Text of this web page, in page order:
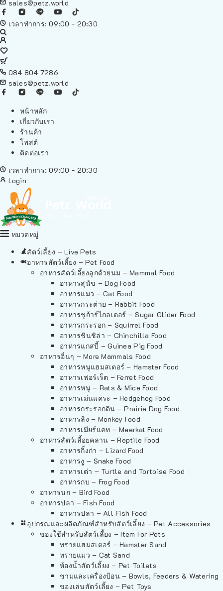
sales@petz.world
เวลาทำการ: 09:00 - 20:30
084 804 7286
sales@petz.world
หน้าหลัก
เกี่ยวกับเรา
ร้านค้า
โพสต์
ติดต่อเรา
เวลาทำการ: 09:00 - 20:30
Login
หมวดหมู่
สัตว์เลี้ยง – Live Pets
อาหารสัตว์เลี้ยง – Pet Food
อาหารสัตว์เลี้ยงลูกด้วยนม – Mammal Food
อาหารสุนัข – Dog Food
อาหารแมว – Cat Food
อาหารกระต่าย – Rabbit Food
อาหารชูก้าร์ไกลเดอร์ – Sugar Glider Food
อาหารกระรอก – Squirrel Food
อาหารชินชิล่า – Chinchilla Food
อาหารแกสบี้ – Guinea Pig Food
อาหารอื่นๆ – More Mammals Food
อาหารหนูแฮมสเตอร์ – Hamster Food
อาหารเฟอร์เร็ต – Ferret Food
อาหารหนู – Rats & Mice Food
อาหารเม่นแคระ – Hedgehog Food
อาหารกระรอกดิน – Prairie Dog Food
อาหารลิง – Monkey Food
อาหารเมียร์แคท – Meerkat Food
อาหารสัตว์เลี้อยคลาน – Reptile Food
อาหารกิ้งก่า – Lizard Food
อาหารงู – Snake Food
อาหารเต่า – Turtle and Tortoise Food
อาหารกบ – Frog Food
อาหารนก – Bird Food
อาหารปลา – Fish Food
อาหารปลา – All Fish Food
อุปกรณและผลิตภัณฑ์สำหรับสัตว์เลี้ยง – Pet Accessories
ของใช้สำหรับสัตว์เลี้ยง – Item For Pets
ทรายแฮมสเตอร์ – Hamster Sand
ทรายแมว – Cat Sand
ห้องน้ำสัตว์เลี้ยง – Pet Toilets
ชามและเครื่องป้อน – Bowls, Feeders & Watering
ของเล่นสัตว์เลี้ยง – Pet Toys